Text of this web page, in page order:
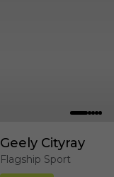
Geely Cityray
Flagship Sport